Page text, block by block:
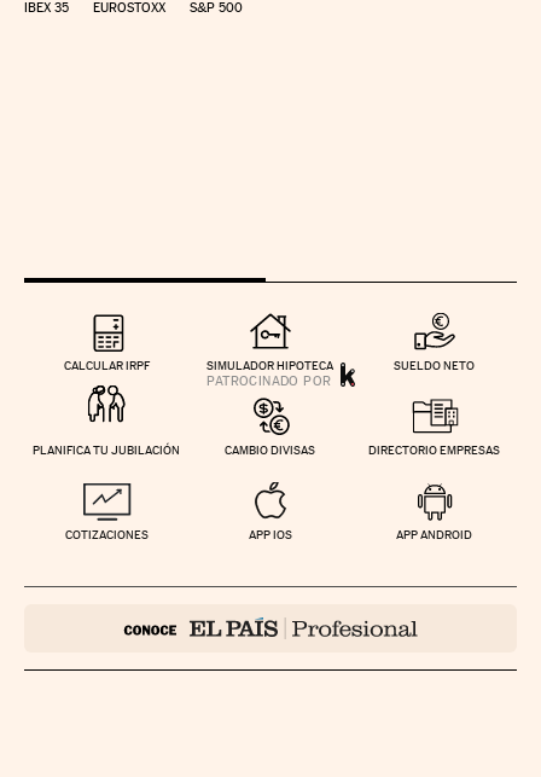
IBEX 35 EUROSTOXX S&P 500
CALCULAR IRPF SIMULADOR HIPOTECA SUELDO NETO
PLANIFICA TU JUBILACIÓN CAMBIO DIVISAS DIRECTORIO EMPRESAS
COTIZACIONES APP IOS APP ANDROID